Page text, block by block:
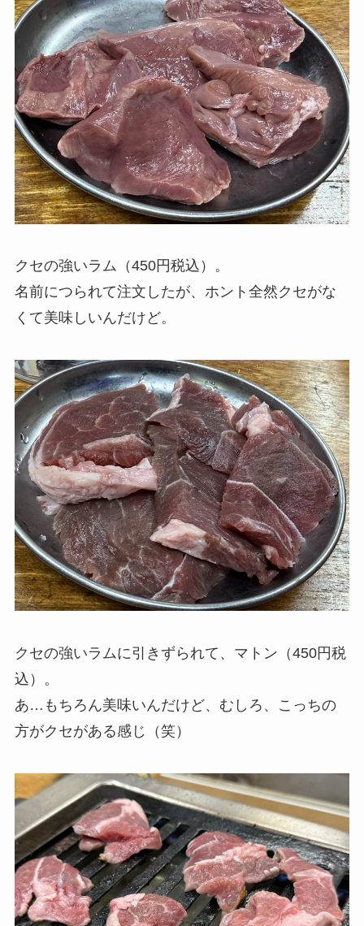
クセの強いラム（450円税込）。
名前につられて注文したが、ホント全然クセがな
くて美味しいんだけど。
クセの強いラムに引きずられて、マトン（450円税
込）。
あ…もちろん美味いんだけど、むしろ、こっちの
方がクセがある感じ（笑）